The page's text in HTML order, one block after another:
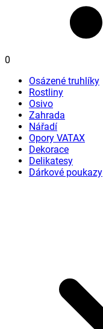
0
Osázené truhlíky
Rostliny
Osivo
Zahrada
Nářadí
Opory VATAX
Dekorace
Delikatesy
Dárkové poukazy